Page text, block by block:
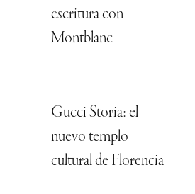
escritura con
Montblanc
Gucci Storia: el
nuevo templo
cultural de Florencia